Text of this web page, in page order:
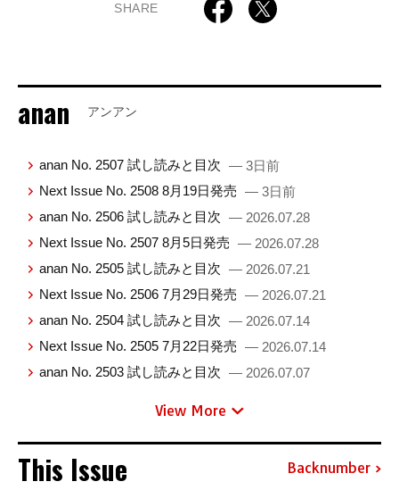
SHARE
anan アンアン
anan No. 2507 試し読みと目次 — 3日前
Next Issue No. 2508 8月19日発売 — 3日前
anan No. 2506 試し読みと目次 — 2026.07.28
Next Issue No. 2507 8月5日発売 — 2026.07.28
anan No. 2505 試し読みと目次 — 2026.07.21
Next Issue No. 2506 7月29日発売 — 2026.07.21
anan No. 2504 試し読みと目次 — 2026.07.14
Next Issue No. 2505 7月22日発売 — 2026.07.14
anan No. 2503 試し読みと目次 — 2026.07.07
View More
This Issue Backnumber